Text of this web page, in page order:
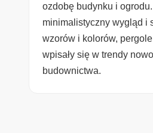
ozdobę budynku i
minimalistyczny wygląd i
wzorów i kolorów,
wpisały się w trendy
budownictwa.